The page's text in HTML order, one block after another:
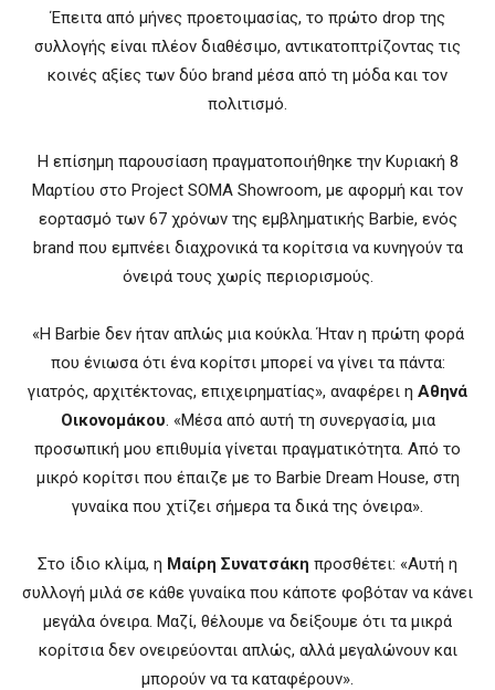
Έπειτα από μήνες προετοιμασίας, το πρώτο drop της
συλλογής είναι πλέον διαθέσιμο, αντικατοπτρίζοντας τις
κοινές αξίες των δύο brand μέσα από τη μόδα και τον
πολιτισμό.
Η επίσημη παρουσίαση πραγματοποιήθηκε την Κυριακή 8
Μαρτίου στο Project SOMA Showroom, με αφορμή και τον
εορτασμό των 67 χρόνων της εμβληματικής Barbie, ενός
brand που εμπνέει διαχρονικά τα κορίτσια να κυνηγούν τα
όνειρά τους χωρίς περιορισμούς.
«Η Barbie δεν ήταν απλώς μια κούκλα. Ήταν η πρώτη φορά
που ένιωσα ότι ένα κορίτσι μπορεί να γίνει τα πάντα:
γιατρός, αρχιτέκτονας, επιχειρηματίας», αναφέρει η Αθηνά
Οικονομάκου. «Μέσα από αυτή τη συνεργασία, μια
προσωπική μου επιθυμία γίνεται πραγματικότητα. Από το
μικρό κορίτσι που έπαιζε με το Barbie Dream House, στη
γυναίκα που χτίζει σήμερα τα δικά της όνειρα».
Στο ίδιο κλίμα, η Μαίρη Συνατσάκη προσθέτει: «Αυτή η
συλλογή μιλά σε κάθε γυναίκα που κάποτε φοβόταν να κάνει
μεγάλα όνειρα. Μαζί, θέλουμε να δείξουμε ότι τα μικρά
κορίτσια δεν ονειρεύονται απλώς, αλλά μεγαλώνουν και
μπορούν να τα καταφέρουν».